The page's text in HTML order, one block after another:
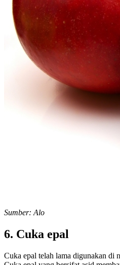
Sumber: Alo
6. Cuka epal
Cuka epal telah lama digunakan di